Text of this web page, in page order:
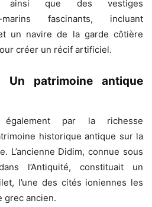
ainsi que des vestiges
marins fascinants, incluant
un navire de la garde côtière
créer un récif artificiel.
Un patrimoine antique
par la richesse
historique antique sur la
L’ancienne Didim, connue sous
l’Antiquité, constituait un
l’une des cités ioniennes les
grec ancien.